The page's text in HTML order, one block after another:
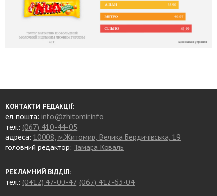
КОНТАКТИ РЕДАКЦІЇ:
ел. пошта:info@zhitomir.info
тел.: (067) 410-44-05
адреса: 10008, м.Житомир, Велика Бердичівська, 19
головний редактор: Тамара Коваль
РЕКЛАМНИЙ ВІДДІЛ:
тел.: (0412) 47-00-47, (067) 412-63-04